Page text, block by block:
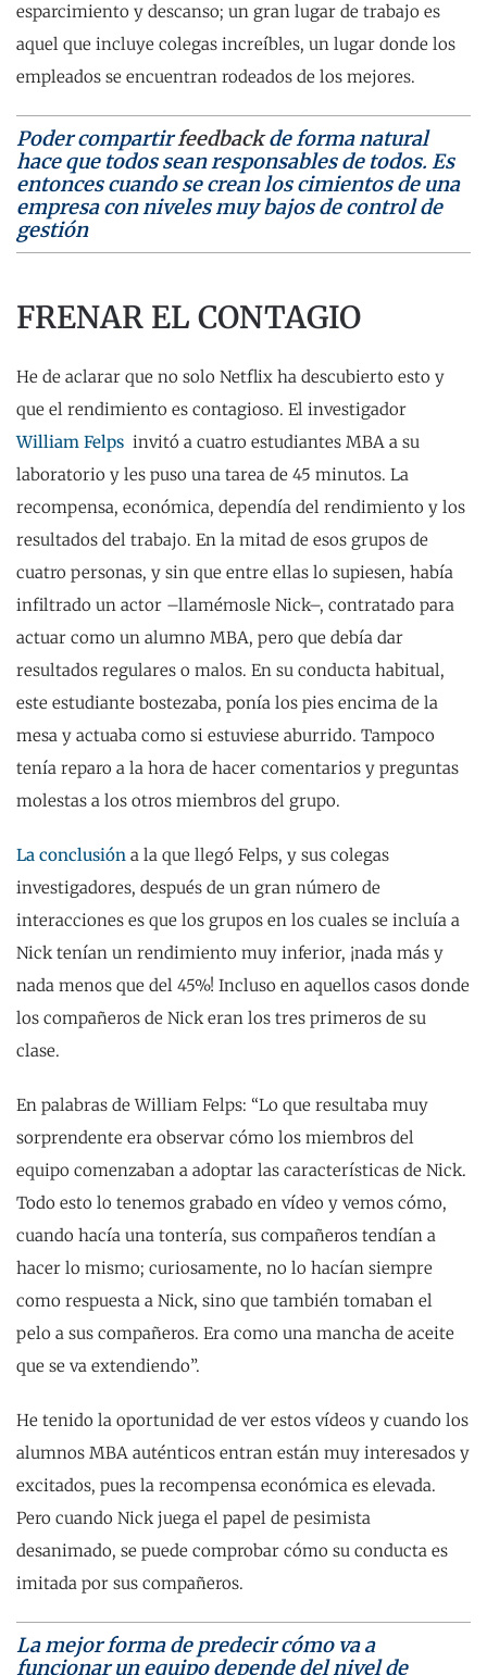
esparcimiento y descanso; un gran lugar de trabajo es
aquel que incluye colegas increíbles, un lugar donde los
empleados se encuentran rodeados de los mejores.
Poder compartirfeedbackde forma natural
hace que todos sean responsables de todos. Es
entonces cuando se crean los cimientos de una
empresa con niveles muy bajos de control de
gestión
FRENAR EL CONTAGIO
He de aclarar que no solo Netflix ha descubierto esto y
que el rendimiento es contagioso. El investigador
William Felps invitó a cuatro estudiantes MBA a su
laboratorio y les puso una tarea de 45 minutos. La
recompensa, económica, dependía del rendimiento y los
resultados del trabajo. En la mitad de esos grupos de
cuatro personas, y sin que entre ellas lo supiesen, había
infiltrado un actor –llamémosle Nick–, contratado para
actuar como un alumno MBA, pero que debía dar
resultados regulares o malos. En su conducta habitual,
este estudiante bostezaba, ponía los pies encima de la
mesa y actuaba como si estuviese aburrido. Tampoco
tenía reparo a la hora de hacer comentarios y preguntas
molestas a los otros miembros del grupo.
La conclusión a la que llegó Felps, y sus colegas
investigadores, después de un gran número de
interacciones es que los grupos en los cuales se incluía a
Nick tenían un rendimiento muy inferior, ¡nada más y
nada menos que del 45%! Incluso en aquellos casos donde
los compañeros de Nick eran los tres primeros de su
clase.
En palabras de William Felps: “Lo que resultaba muy
sorprendente era observar cómo los miembros del
equipo comenzaban a adoptar las características de Nick.
Todo esto lo tenemos grabado en vídeo y vemos cómo,
cuando hacía una tontería, sus compañeros tendían a
hacer lo mismo; curiosamente, no lo hacían siempre
como respuesta a Nick, sino que también tomaban el
pelo a sus compañeros. Era como una mancha de aceite
que se va extendiendo”.
He tenido la oportunidad de ver estos vídeos y cuando los
alumnos MBA auténticos entran están muy interesados y
excitados, pues la recompensa económica es elevada.
Pero cuando Nick juega el papel de pesimista
desanimado, se puede comprobar cómo su conducta es
imitada por sus compañeros.
La mejor forma de predecir cómo va a
funcionar un equipo depende del nivel de